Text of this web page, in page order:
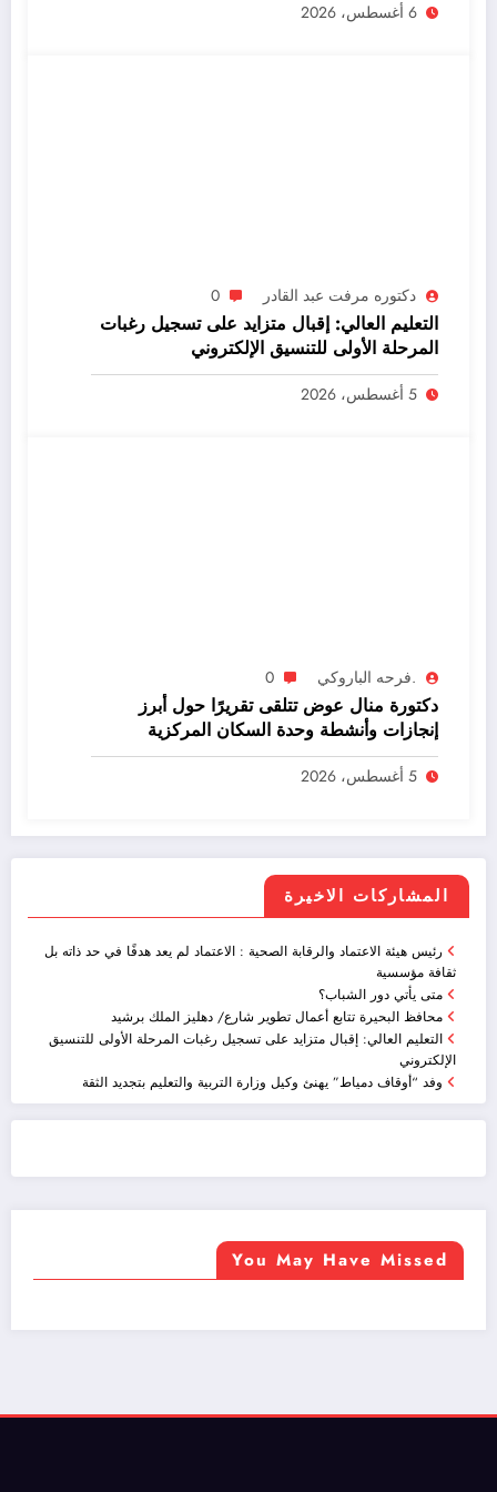
6 أغسطس، 2026
دكتوره مرفت عبد القادر 0
التعليم العالي: إقبال متزايد على تسجيل رغبات
المرحلة الأولى للتنسيق الإلكتروني
5 أغسطس، 2026
.فرحه الباروكي 0
دكتورة منال عوض تتلقى تقريرًا حول أبرز
إنجازات وأنشطة وحدة السكان المركزية
بالوزارة خلال يوليو2026
5 أغسطس، 2026
المشاركات الاخيرة
رئيس هيئة الاعتماد والرقابة الصحية : الاعتماد لم يعد هدفًا في حد ذاته بل
ثقافة مؤسسية
متى يأتي دور الشباب؟
محافظ البحيرة تتابع أعمال تطوير شارع/ دهليز الملك برشيد
التعليم العالي: إقبال متزايد على تسجيل رغبات المرحلة الأولى للتنسيق
الإلكتروني
وفد “أوقاف دمياط” يهنئ وكيل وزارة التربية والتعليم بتجديد الثقة
You May Have Missed